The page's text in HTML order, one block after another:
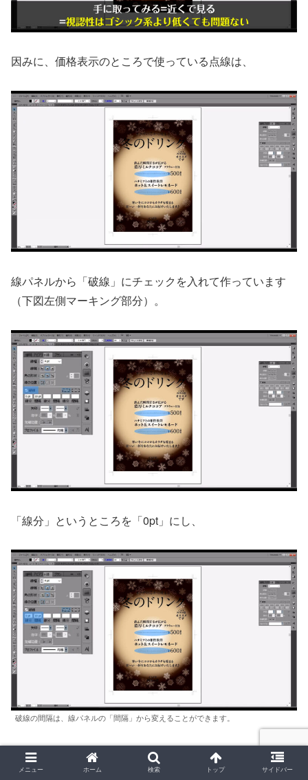
因みに、価格表示のところで使っている点線は、
線パネルから「破線」にチェックを入れて作っています
（下図左側マーキング部分）。
「線分」というところを「0pt」にし、
破線の間隔は、線パネルの「間隔」から変えることができます。
さらに「線端」を丸型にすれば、OKです。
メニュー ホーム 検索 トップ サイドバー